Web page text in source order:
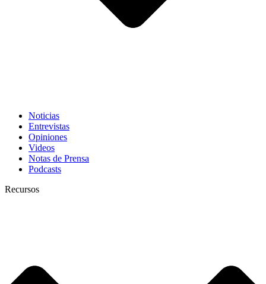
Noticias
Entrevistas
Opiniones
Videos
Notas de Prensa
Podcasts
Recursos